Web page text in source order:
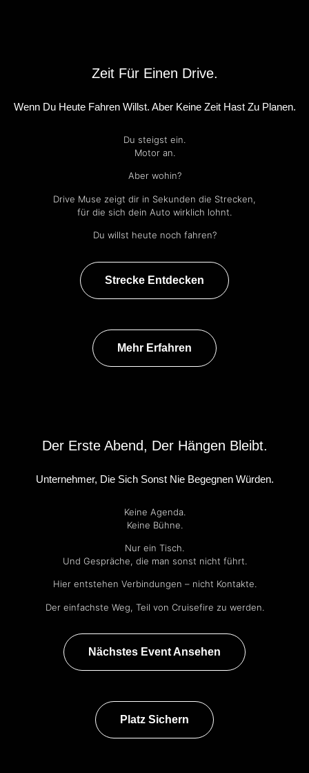
Zeit Für Einen Drive.
Wenn Du Heute Fahren Willst. Aber Keine Zeit Hast Zu Planen.
Du steigst ein.
Motor an.
Aber wohin?
Drive Muse zeigt dir in Sekunden die Strecken,
für die sich dein Auto wirklich lohnt.
Du willst heute noch fahren?
Strecke Entdecken
Mehr Erfahren
Der Erste Abend, Der Hängen Bleibt.
Unternehmer, Die Sich Sonst Nie Begegnen Würden.
Keine Agenda.
Keine Bühne.
Nur ein Tisch.
Und Gespräche, die man sonst nicht führt.
Hier entstehen Verbindungen – nicht Kontakte.
Der einfachste Weg, Teil von Cruisefire zu werden.
Nächstes Event Ansehen
Platz Sichern